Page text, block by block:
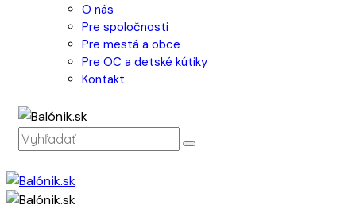
O nás
Pre spoločnosti
Pre mestá a obce
Pre OC a detské kútiky
Kontakt